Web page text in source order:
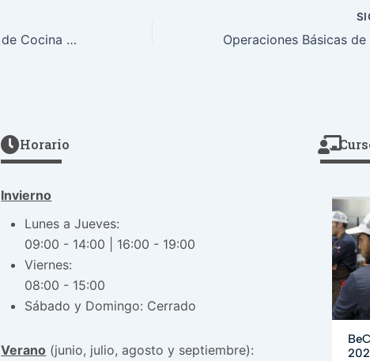
Operaciones Básicas de Cocina – Proyecto Éfeso
Horario
Invierno
Lunes a Jueves:
09:00 - 14:00 | 16:00 - 19:00
Viernes:
08:00 - 15:00
Sábado y Domingo: Cerrado
Verano (junio, julio, agosto y septiembre):